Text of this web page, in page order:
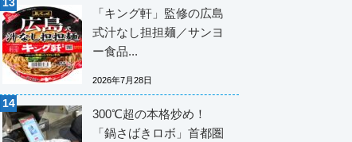
「キング軒」監修の広島
式汁なし担担麺／サンヨ
ー食品...
2026年7月28日
300℃超の本格炒め！
「鍋さばきロボ」首都圏